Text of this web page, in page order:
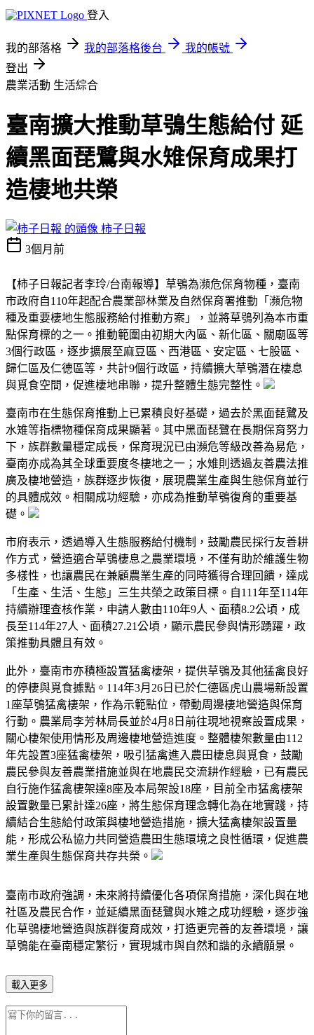
登入
我的部落格 我的部落格後台
我的帳號
登出
農業活動 生活綜合
臺南擴大推動草鴞生態給付 延
續黑面琵鷺與水雉保育成果打
造棲地共榮
柿子日報
3個月前
【柿子日報記者李玲/台南報導】草鴞為瀕危保育物種，臺南
市政府自110年起配合農業部林業及自然保育署推動「瀕危物
種及重要棲地生態服務給付推動方案」，並將草鴞列為本市重
點保育標的之一。推動範圍由初期大內區、新化區、關廟區等
3個行政區，逐步擴展至麻豆區、西港區、安定區、七股區、
歸仁區及仁德區等，共計9個行政區，持續擴大草鴞潛在棲息
與覓食空間，促進棲地串聯，提升整體生態完整性。
臺南市在生態保育推動上已累積良好基礎，過去於黑面琵鷺及
水雉等指標物種保育成果顯著。其中黑面琵鷺在長期保育努力
下，族群數量穩定成長，保育現況已由瀕危等級改善為易危，
臺南亦成為其全球重要度冬棲地之一；水雉則透過友善農法推
廣及棲地營造，族群逐步恢復，展現農業生產與生態保育並行
的具體成效。相關成功經驗，亦成為推動草鴞復育的重要基
礎。
市府表示，透過導入生態服務給付機制，鼓勵農民採行友善耕
作方式，營造適合草鴞棲息之農業環境，不僅有助於維護生物
多樣性，也讓農民在兼顧農業生產的同時獲得合理回饋，達成
「生產、生活、生態」三生共榮之政策目標。自111年至114年
持續辦理查核作業，申請人數由110年9人、面積8.2公頃，成
長至114年27人、面積27.21公頃，顯示農民參與情形踴躍，政
策推動具體且有效。
此外，臺南市亦積極設置猛禽棲架，提供草鴞及其他猛禽良好
的停棲與覓食據點。114年3月26日已於仁德區虎山農場新設置
1座草鴞猛禽棲架，作為示範點位，帶動周邊棲地營造與保育
行動。農業局李芳林局長並於4月8日前往現地視察設置成果，
關心棲架使用情形及周邊棲地營造進度。整體棲架數量由112
年先設置3座猛禽棲架，吸引猛禽進入農田棲息與覓食，鼓勵
農民參與友善農業措施並與在地農民交流耕作經驗，已有農民
自行施作猛禽棲架達8座及本局架設18座，目前全市猛禽棲架
設置數量已累計達26座，將生態保育理念轉化為在地實踐，持
續結合生態給付政策與棲地營造措施，擴大猛禽棲架設置量
能，形成公私協力共同營造農田生態環境之良性循環，促進農
業生產與生態保育共存共榮。
臺南市政府強調，未來將持續優化各項保育措施，深化與在地
社區及農民合作，並延續黑面琵鷺與水雉之成功經驗，逐步強
化草鴞棲地營造與族群復育成效，打造更完善的友善環境，讓
草鴞能在臺南穩定繁衍，實現城市與自然和諧的永續願景。
載入更多